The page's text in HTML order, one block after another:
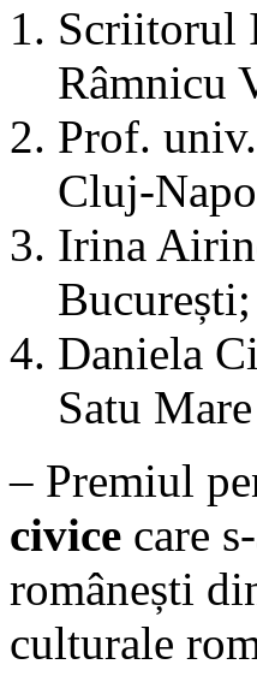
Scriitorul
Râmnicu
Prof.
Cluj-
Irina
București;
Daniela
Satu Mare
– Premiul
civice care
românești
culturale